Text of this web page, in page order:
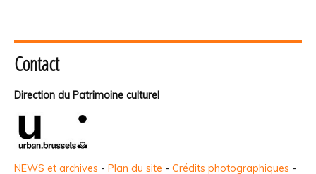
Contact
Direction du Patrimoine culturel
NEWS et archives - Plan du site - Crédits photographiques -